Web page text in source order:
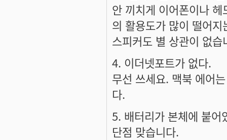
안 끼치게 이어폰이나
의 활용도가 많이 떨어
스피커도 별 상관이 없습
4. 이더넷포트가 없다.
무선 쓰세요. 맥북 에어
다.
5. 배터리가 본체에 붙어
단점 맞습니다.